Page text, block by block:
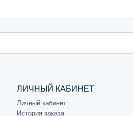
ЛИЧНЫЙ КАБИНЕТ
Личный кабинет
История заказа